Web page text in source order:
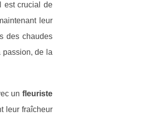
est crucial de
leur
des chaudes
passion, de la
unfleuriste
leur fraîcheur